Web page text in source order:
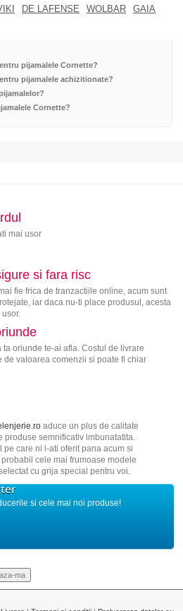
DE LAFENSE WOLBAR
GAIA
pijamalele Cornette?
pijamalele achizitionate?
Cornette?
mai usor
si fara risc
fie frica de tranzactiile online, acum sunt
iar daca nu-ti place produsul, acesta
ta oriunde te-ai afla. Costul de livrare
de valoarea comenzii si poate fi chiar
aduce un plus de calitate
produse semnificativ imbunatatita.
pe care ni l-ati oferit pana acum si
cele mai frumoase modele
cu grija special pentru voi.
si cele mai noi produse!